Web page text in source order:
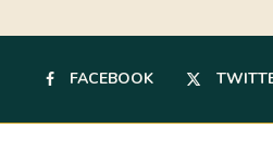
FACEBOOK